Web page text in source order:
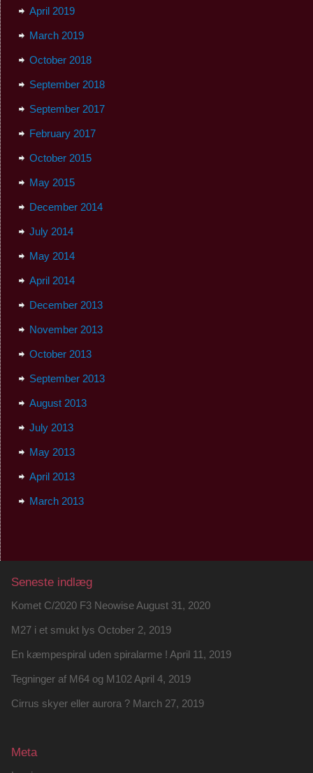
April 2019
March 2019
October 2018
September 2018
September 2017
February 2017
October 2015
May 2015
December 2014
July 2014
May 2014
April 2014
December 2013
November 2013
October 2013
September 2013
August 2013
July 2013
May 2013
April 2013
March 2013
Seneste indlæg
Komet C/2020 F3 NeowiseAugust 31, 2020
M27 i et smukt lys October 2, 2019
En kæmpespiral uden spiralarme ! April 11, 2019
Tegninger af M64 og M102 April 4, 2019
Cirrus skyer eller aurora ? March 27, 2019
Meta